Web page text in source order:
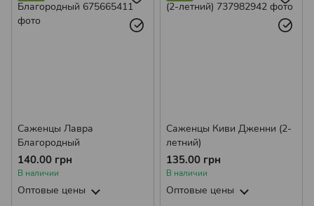
Саженцы Лавра
Благородный
140.00 грн
В наличии
Оптовые цены
Саженцы Киви Дженни (2-
летний)
135.00 грн
В наличии
Оптовые цены